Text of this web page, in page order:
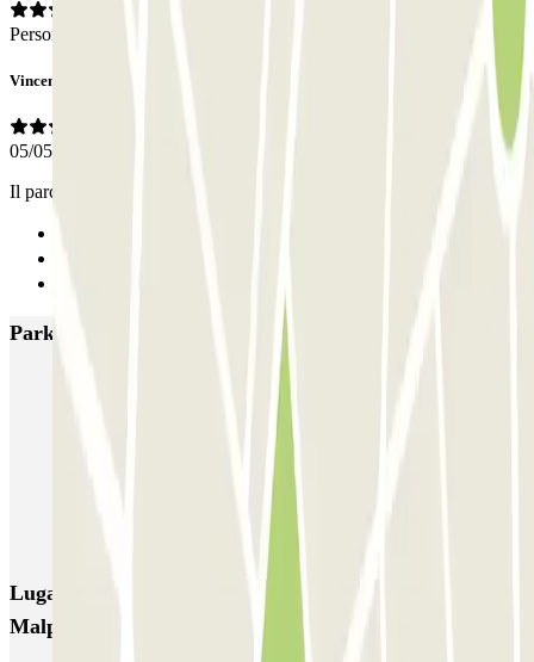
Personal
Vincenzo
05/05/2026
Il parcheggio non è custodito con accesso pedonale 24/24.
Parkings más valorados en Milán
Garage Gian Galeazzo
Garage Paullo - Corso XXII Marzo
San Barnaba (Tribunale)
Autosilo San Marco
Lugares y eventos interesantes cerca de P4 Holiday T1
Malpensa - SEA Ufficiale (Scoperto)